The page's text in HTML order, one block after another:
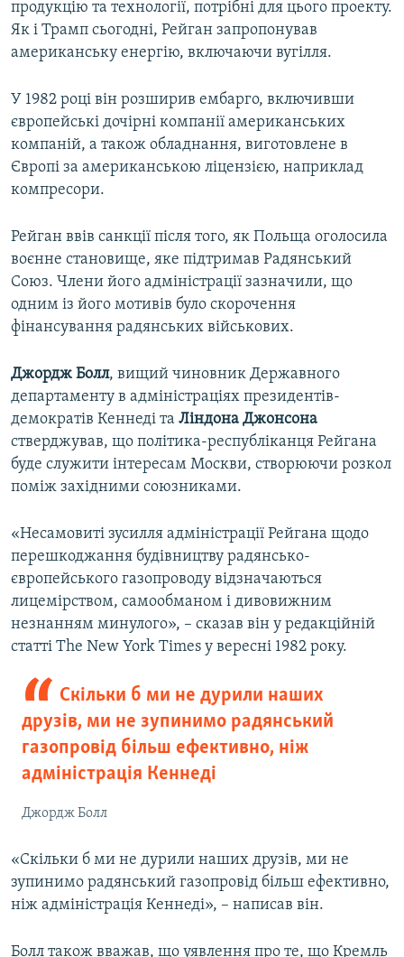
продукцію та технології, потрібні для цього проекту.
Як і Трамп сьогодні, Рейган запропонував
американську енергію, включаючи вугілля.
У 1982 році він розширив ембарго, включивши
європейські дочірні компанії американських
компаній, а також обладнання, виготовлене в
Європі за американською ліцензією, наприклад
компресори.
Рейган ввів санкції після того, як Польща оголосила
воєнне становище, яке підтримав Радянський
Союз. Члени його адміністрації зазначили, що
одним із його мотивів було скорочення
фінансування радянських військових.
Джордж Болл, вищий чиновник Державного
департаменту в адміністраціях президентів-
демократів Кеннеді та Ліндона Джонсона
стверджував, що політика-республіканця Рейгана
буде служити інтересам Москви, створюючи розкол
поміж західними союзниками.
«Несамовиті зусилля адміністрації Рейгана щодо
перешкоджання будівництву радянсько-
європейського газопроводу відзначаються
лицемірством, самообманом і дивовижним
незнанням минулого», – сказав він у редакційній
статті The New York Times у вересні 1982 року.
Скільки б ми не дурили наших
друзів, ми не зупинимо радянський
газопровід більш ефективно, ніж
адміністрація Кеннеді
Джордж Болл
«Скільки б ми не дурили наших друзів, ми не
зупинимо радянський газопровід більш ефективно,
ніж адміністрація Кеннеді», – написав він.
Болл також вважав, що уявлення про те, що Кремль